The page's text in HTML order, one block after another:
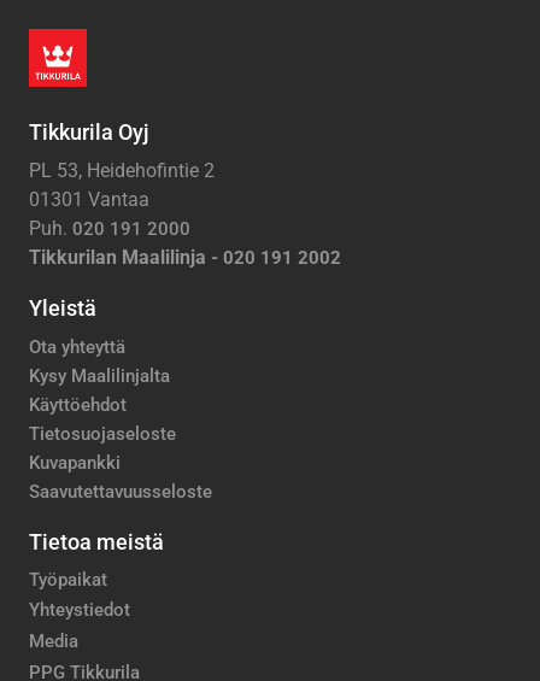
Tikkurila Oyj
PL 53, Heidehofintie 2
01301 Vantaa
Puh. 020 191 2000
Tikkurilan Maalilinja - 020 191 2002
Yleistä
Ota yhteyttä
Kysy Maalilinjalta
Käyttöehdot
Tietosuojaseloste
Kuvapankki
Saavutettavuusseloste
Tietoa meistä
Työpaikat
Yhteystiedot
Media
PPG Tikkurila